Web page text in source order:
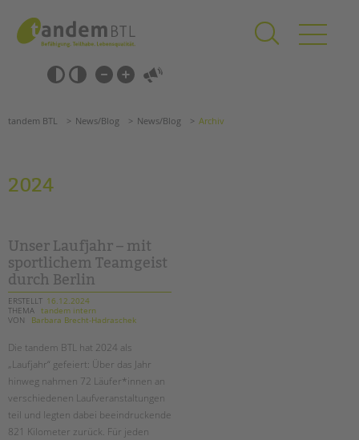
springen
Barrierefrei-
Einstellungen
überspringen
überspringen
Förderzentren
Kollegs
EFöB
Schulbezogene Sozialarbeit
Tagesgruppen
HILFEN ZUR ERZIEHUNG
EINGLIEDERUNGSHILFE
BETREUTES WOHNEN
tandem BTL News/Blog News/Blog Archiv
2024
Unser Laufjahr – mit
sportlichem Teamgeist
durch Berlin
ERSTELLT 16.12.2024
THEMA tandem intern
VON
Barbara Brecht-Hadraschek
Die tandem BTL hat 2024 als
„Laufjahr“ gefeiert: Über das Jahr
hinweg nahmen 72 Läufer*innen an
verschiedenen Laufveranstaltungen
teil und legten dabei beeindruckende
821 Kilometer zurück. Für jeden